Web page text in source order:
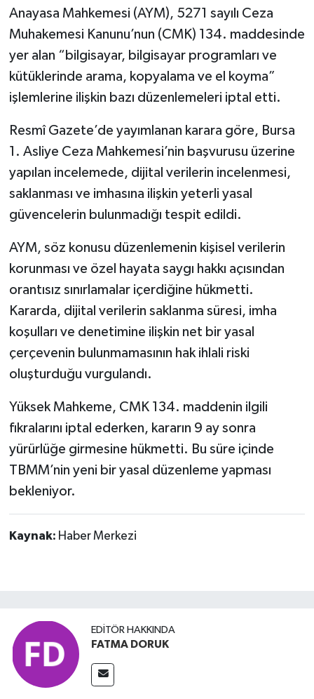
Anayasa Mahkemesi (AYM), 5271 sayılı Ceza
Muhakemesi Kanunu’nun (CMK) 134. maddesinde
yer alan “bilgisayar, bilgisayar programları ve
kütüklerinde arama, kopyalama ve el koyma”
işlemlerine ilişkin bazı düzenlemeleri iptal etti.
Resmî Gazete’de yayımlanan karara göre, Bursa
1. Asliye Ceza Mahkemesi’nin başvurusu üzerine
yapılan incelemede, dijital verilerin incelenmesi,
saklanması ve imhasına ilişkin yeterli yasal
güvencelerin bulunmadığı tespit edildi.
AYM, söz konusu düzenlemenin kişisel verilerin
korunması ve özel hayata saygı hakkı açısından
orantısız sınırlamalar içerdiğine hükmetti.
Kararda, dijital verilerin saklanma süresi, imha
koşulları ve denetimine ilişkin net bir yasal
çerçevenin bulunmamasının hak ihlali riski
oluşturduğu vurgulandı.
Yüksek Mahkeme, CMK 134. maddenin ilgili
fıkralarını iptal ederken, kararın 9 ay sonra
yürürlüğe girmesine hükmetti. Bu süre içinde
TBMM’nin yeni bir yasal düzenleme yapması
bekleniyor.
Kaynak: Haber Merkezi
EDITÖR HAKKINDA
FATMA DORUK